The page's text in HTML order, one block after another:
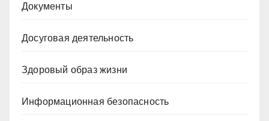
Документы
Досуговая деятельность
Здоровый образ жизни
Информационная безопасность